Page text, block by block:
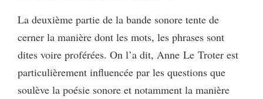
La deuxième partie de la bande sonore tente de
cerner la manière dont les mots, les phrases sont
dites voire proférées. On l’a dit, Anne Le Troter est
particulièrement influencée par les questions que
soulève la poésie sonore et notamment la manière